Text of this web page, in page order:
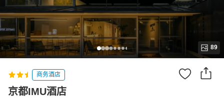
89
商务酒店
京都IMU酒店